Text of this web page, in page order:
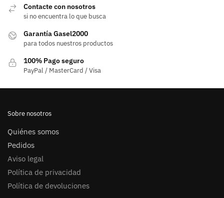
Contacte con nosotros
si no encuentra lo que busca
Garantía Gasel2000
para todos nuestros productos
100% Pago seguro
PayPal / MasterCard / Visa
Sobre nosotros
Quiénes somos
Pedidos
Aviso legal
Política de privacidad
Política de devoluciones